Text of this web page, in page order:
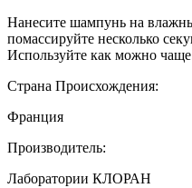
Нанесите шампунь на
помассируйте несколько
Используйте как можно
Страна Происхождения:
Франция
Производитель:
Лаборатории КЛОРАН